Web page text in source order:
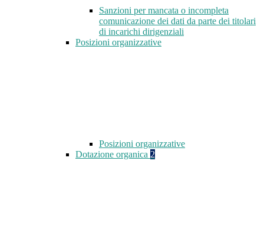
Sanzioni per mancata o incompleta
comunicazione dei dati da parte dei titolari
di incarichi dirigenziali
Posizioni organizzative
Posizioni organizzative
Dotazione organica 2